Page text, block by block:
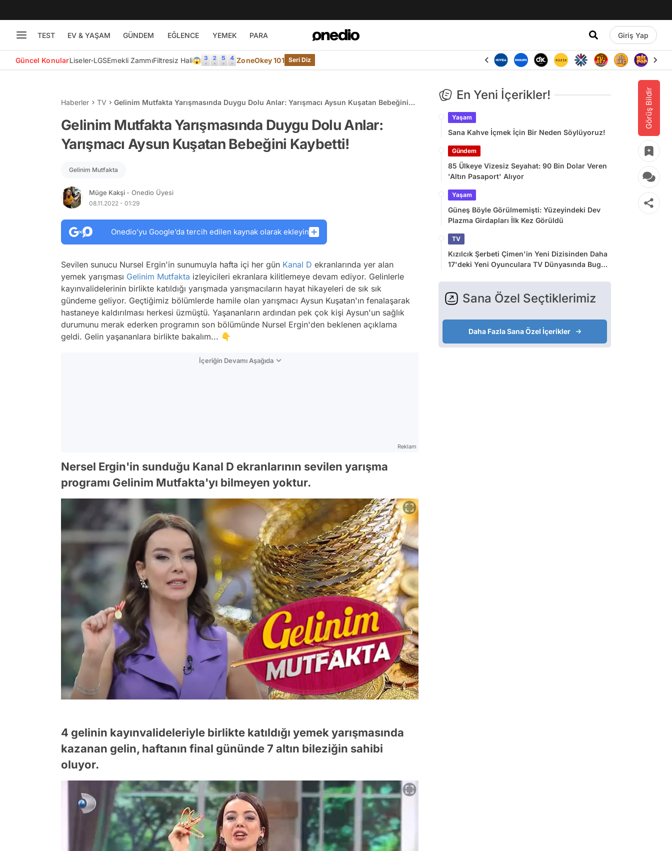
TEST EV & YAŞAM GÜNDEM EĞLENCE YEMEK PARA Giriş Yap
Güncel KonularLiseler-LGSEmekli ZammıFiltresiz Hali😱 ZoneOkey 101 Seri Diz
Görüş Bildir
Haberler TV
Gelinim Mutfakta Yarışmasında Duygu Dolu Anlar: Yarışmacı Aysun Kuşatan Bebeğini
Gelinim Mutfakta Yarışmasında Duygu Dolu Anlar:
Yarışmacı Aysun Kuşatan Bebeğini Kaybetti!
Gelinim Mutfakta
Müge Kakşi - Onedio Üyesi
08.11.2022 - 01:29
Onedio’yu Google’da tercih edilen kaynak olarak ekleyin
Sevilen sunucu Nursel Ergin'in sunumuyla hafta içi her gün Kanal D ekranlarında yer alan
yemek yarışması Gelinim Mutfakta izleyicileri ekranlara kilitlemeye devam ediyor. Gelinlerle
kayınvalidelerinin birlikte katıldığı yarışmada yarışmacıların hayat hikayeleri de sık sık
gündeme geliyor. Geçtiğimiz bölümlerde hamile olan yarışmacı Aysun Kuşatan'ın fenalaşarak
hastaneye kaldırılması herkesi üzmüştü. Yaşananların ardından pek çok kişi Aysun'un sağlık
durumunu merak ederken programın son bölümünde Nursel Ergin'den beklenen açıklama
geldi. Gelin yaşananlara birlikte bakalım... 👇
İçeriğin Devamı Aşağıda
Reklam
Nersel Ergin'in sunduğu Kanal D ekranlarının sevilen yarışma
programı Gelinim Mutfakta'yı bilmeyen yoktur.
4 gelinin kayınvalideleriyle birlikte katıldığı yemek yarışmasında
kazanan gelin, haftanın final gününde 7 altın bileziğin sahibi
oluyor.
En Yeni İçerikler!
Yaşam
Sana Kahve İçmek İçin Bir Neden Söylüyoruz!
Gündem
85 Ülkeye Vizesiz Seyahat: 90 Bin Dolar Veren
'Altın Pasaport' Alıyor
Yaşam
Güneş Böyle Görülmemişti: Yüzeyindeki Dev
Plazma Girdapları İlk Kez Görüldü
TV
Kızılcık Şerbeti Çimen'in Yeni Dizisinden Daha
17'deki Yeni Oyunculara TV Dünyasında Bugün
Sana Özel Seçtiklerimiz
Daha Fazla Sana Özel İçerikler